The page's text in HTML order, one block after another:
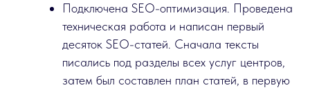
Подключена SEO-оптимизация. Проведена
техническая работа и написан первый
десяток SEO-статей. Сначала тексты
писались под разделы всех услуг центров,
затем был составлен план статей, в первую